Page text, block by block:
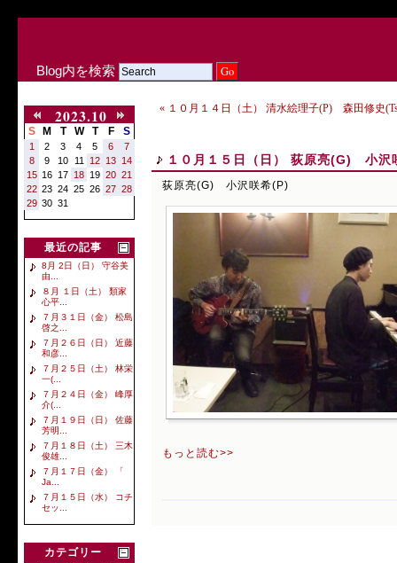
Blog内を検索
2023.10
S M T W T F S
1 2 3 4 5 6
7
8
9 10 11 12 13 14
15 16 17 18 19 20 21
22 23 24 25 26 27 28
29 30 31
最近の記事
8月 2日（日） 守谷美
由...
８月 １日（土） 類家
心平...
７月３１日（金） 松島
啓之...
７月２６日（日） 近藤
和彦...
７月２５日（土） 林栄
一(...
７月２４日（金） 峰厚
介(...
７月１９日（日） 佐藤
芳明...
７月１８日（土） 三木
俊雄...
７月１７日（金） 「
Ja...
７月１５日（水） コチ
セッ...
カテゴリー
« １０月１４日（土） 清水絵理子(P) 森田修史
１０月１５日（日） 荻原亮(G) 小沢
荻原亮(G) 小沢咲希(P)
もっと読む>>